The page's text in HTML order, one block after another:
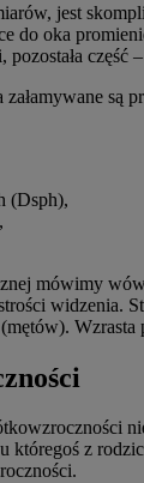
jest
do oka
część
są
(Dsph),
mówimy
widzenia.
któregoś z